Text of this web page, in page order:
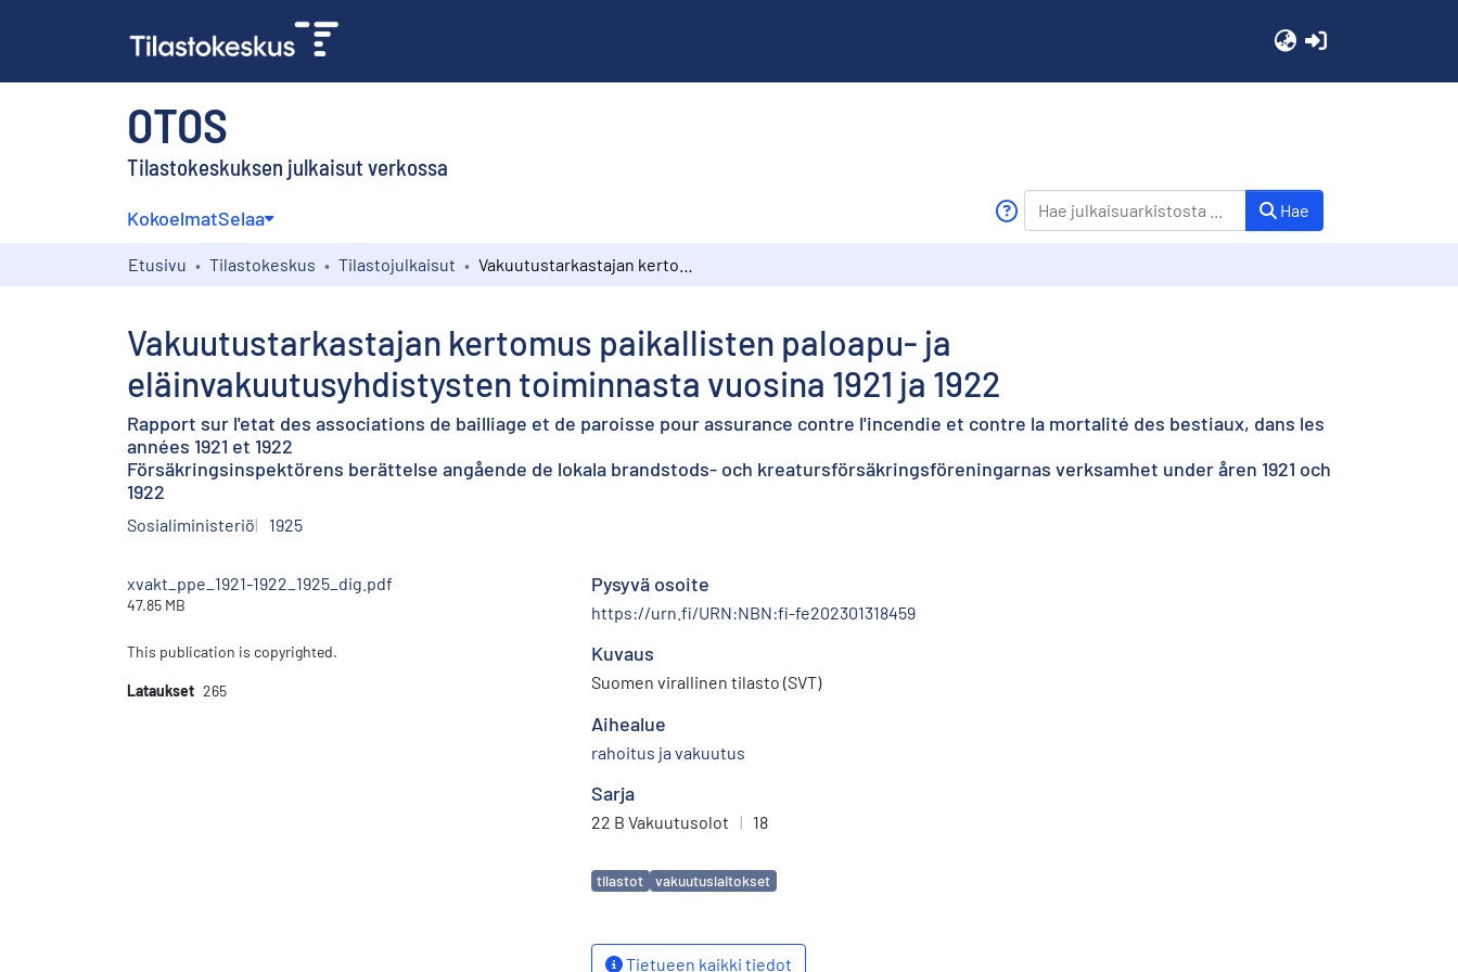
OTOS
Tilastokeskuksen julkaisut verkossa
KokoelmatSelaa Hae
Etusivu Tilastokeskus Tilastojulkaisut
Vakuutustarkastajan kertomus paikallisten paloapu- ja
eläinvakuutusyhdistysten toiminnasta vuosina 1921 ja 1922
Rapport sur l'etat des associations de bailliage et de paroisse pour assurance contre l'incendie et contre la mortalité des bestiaux, dans les
années 1921 et 1922
Försäkringsinspektörens berättelse angående de lokala brandstods- och kreatursförsäkringsföreningarnas verksamhet under åren 1921 och
1922
Sosialiministeriö 1925
xvakt_ppe_1921-1922_1925_dig.pdf
47.85 MB
This publication is copyrighted.
Lataukset 265
Pysyvä osoite
https://urn.fi/URN:NBN:fi-fe202301318459
Kuvaus
Suomen virallinen tilasto (SVT)
Aihealue
rahoitus ja vakuutus
Sarja
22 B Vakuutusolot | 18
Avainsanat
tilastot vakuutuslaitokset
Tietueen kaikki tiedot